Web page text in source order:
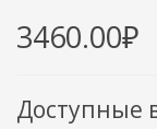
3460.00₽
Доступные